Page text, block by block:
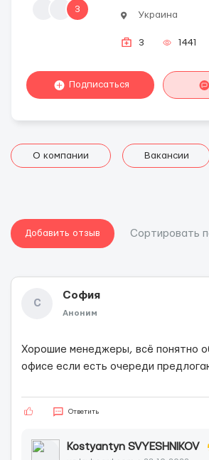
3
Украина
3 1441
Подписаться
О компании Вакансии
Добавить отзыв Cортировать
С
София
Аноним
Хорошие менеджеры, всё понятно
офисе если есть очереди
Ответить
Kostyantyn SVYESHNIKOV